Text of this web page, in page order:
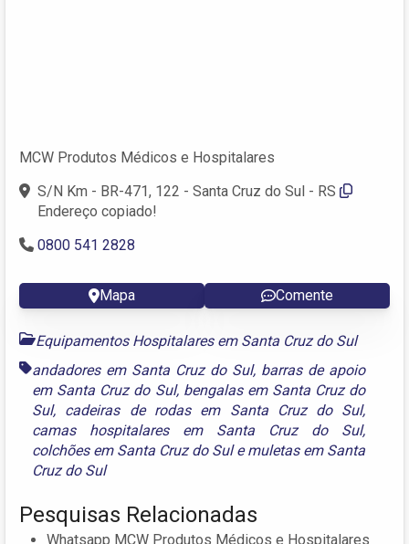
MCW Produtos Médicos e Hospitalares
S/N Km - BR-471, 122 - Santa Cruz do Sul - RS
Endereço copiado!
0800 541 2828
Mapa Comente
Equipamentos Hospitalares em Santa Cruz do Sul
andadores em Santa Cruz do Sul, barras de apoio
em Santa Cruz do Sul, bengalas em Santa Cruz do
Sul, cadeiras de rodas em Santa Cruz do Sul,
camas hospitalares em Santa Cruz do Sul,
colchões em Santa Cruz do Sulemuletas em Santa
Cruz do Sul
Pesquisas Relacionadas
Whatsapp MCW Produtos Médicos e Hospitalares